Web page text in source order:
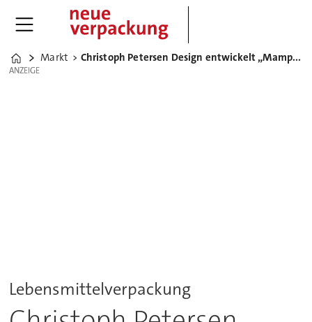
Home
Markt Christoph Petersen Design entwickelt „Mampfred“ für Lieken Urkorn
ANZEIGE
ANZEIGE
Lebensmittelverpackung